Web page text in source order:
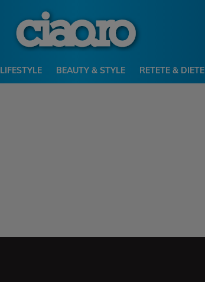
LIFESTYLE BEAUTY & STYLE RETETE & DIETE